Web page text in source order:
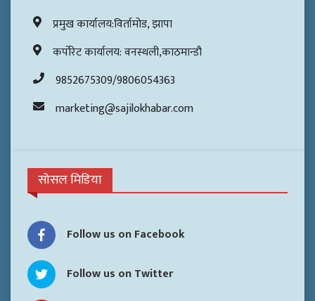
प्रमुख कार्यालय:विर्तामोड, झापा
कर्पोरेट कार्यालय: वनस्थली,काठमान्डौ
9852675309/9806054363
marketing@sajilokhabar.com
सोसल मिडिया
Follow us on Facebook
Follow us on Twitter